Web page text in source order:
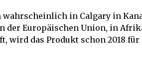
wahrscheinlich in Calgary in
der Europäischen Union, in
wird das Produkt schon 2018 für